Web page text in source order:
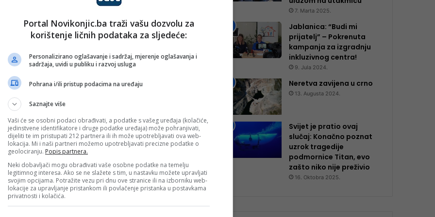
OTVORENOM PROSTORU
Zbog izrazito visokih temperatura i izuzetno velike
opasnosti od izbijanja i širenja požara, strogo je
Pročitaj više
nk 2 16. Aprila 2025.
U susret prvomajskim
praznicima, inspekcija
upozorava: Kazne za paljenje
vatre do 1.500 KM
S obzirom da je uzrok šumskih požara u više od 95
posto slučajeva ljudski faktor, kao i da su proljetni…
Pročitaj više
7. Marta 2025.
Jablanica: “Budi mi
prijatelj” – Pokrenuta
kampanja za izgradnju
inkluzivnog centra!
9. Jula 2024.
Neretva zavijena u crno
13. Augusta 2024.
Svijet je pratio ovaj
slučaj: Konačno poznat
uzrok tragedije
podmornice Titan, evo
zašto niko nije preživio
16. Oktobra 2025.
Portal Novikonjic.ba traži vašu dozvolu za
korištenje ličnih podataka za sljedeće:
Personalizirano oglašavanje i sadržaj, mjerenje oglašavanja i
sadržaja, uvidi u publiku i razvoj usluga
Pohrana i/ili pristup podacima na uređaju
Saznajte više
Vaši će se osobni podaci obrađivati, a podatke s vašeg uređaja (kolačiće,
jedinstvene identifikatore i druge podatke uređaja) može pohranjivati,
dijeliti te im pristupati 212 partnera ili ih može upotrebljavati ova web-
lokacija. Mi i naši partneri možemo upotrebljavati precizne podatke o
geolociranju. Popis partnera.
Neki dobavljači mogu obrađivati vaše osobne podatke na temelju
legitimnog interesa. Ako se ne slažete s tim, u nastavku možete upravljati
svojim opcijama. Potražite vezu pri dnu ove stranice ili na izborniku web-
lokacije za upravljanje pristankom ili povlačenje pristanka u postavkama
privatnosti i kolačića.